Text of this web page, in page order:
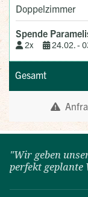
"Wir geben
perfekt geplante